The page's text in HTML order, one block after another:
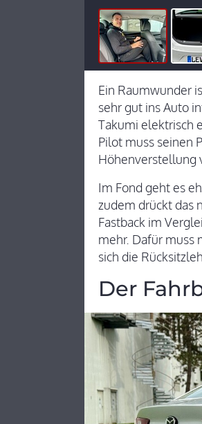
Ein Raumwunder
sehr gut ins Auto
Takumi elektrisch
Pilot muss seinen
Höhenverstellung
Im Fond geht es
zudem drückt das
Fastback im
mehr. Dafür muss
sich die
Der